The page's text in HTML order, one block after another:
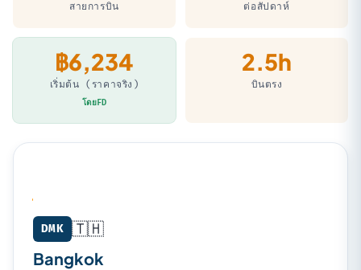
สายการบิน ต่อสัปดาห์
฿6,234
เริ่มต้น (ราคาจริง)
โดยFD
2.5h
บินตรง
Bangkok (DMK) → Singapore (SIN)
DMK 🇹🇭
Bangkok